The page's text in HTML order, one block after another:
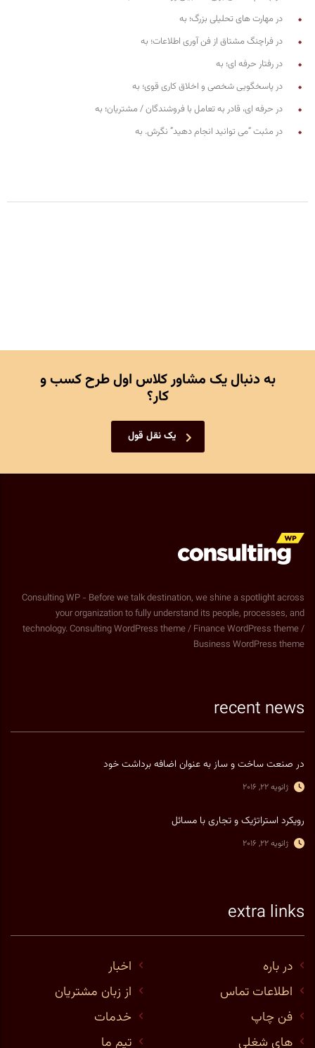
در مهارت های تحلیلی بزرگ؛ به
در فراچنگ مشتاق از فن آوری اطلاعات؛ به
در رفتار حرفه ای؛ به
در پاسخگویی شخصی و اخلاق کاری قوی؛ به
در حرفه ای، قادر به تعامل با فروشندگان / مشتریان؛ به
در مثبت “می توانید انجام دهید” نگرش. به
به دنبال یک مشاور کلاس اول طرح کسب و
کار؟
یک نقل قول
Consulting WP - Before we talk destination, we shine a spotlight across
your organization to fully understand its people, processes, and
technology. Consulting WordPress theme / Finance WordPress theme /
Business WordPress theme
recent news
در صنعت ساخت و ساز به عنوان اضافه برداشت خود
ژانویه 22, 2016
رویکرد استراتژیک و تجاری با مسائل
ژانویه 22, 2016
extra links
در باره
اخبار
اطلاعات تماس
از زبان مشتریان
فن چاپ
خدمات
های شغلی
تیم ما